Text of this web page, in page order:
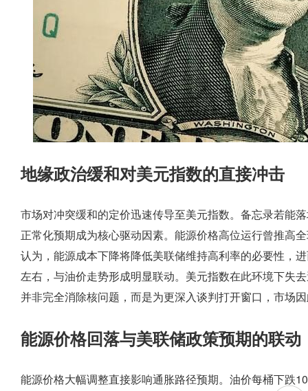
地缘政治缓和对美元指数的直接冲击
市场对冲突缓和的定价迅速传导至美元指数。备忘录若能
正常化预期成为核心驱动因素。能源价格高位运行曾推高
认为，能源成本下降将降低美联储维持高利率的必要性，
左右，与油价走势形成明显联动。美元指数在此环境下失
并非完全消除核问题，而是为更深入谈判打开窗口，市场
能源价格回落与美联储政策预期的联动
能源价格大幅调整直接影响通胀路径预期。油价每桶下跌